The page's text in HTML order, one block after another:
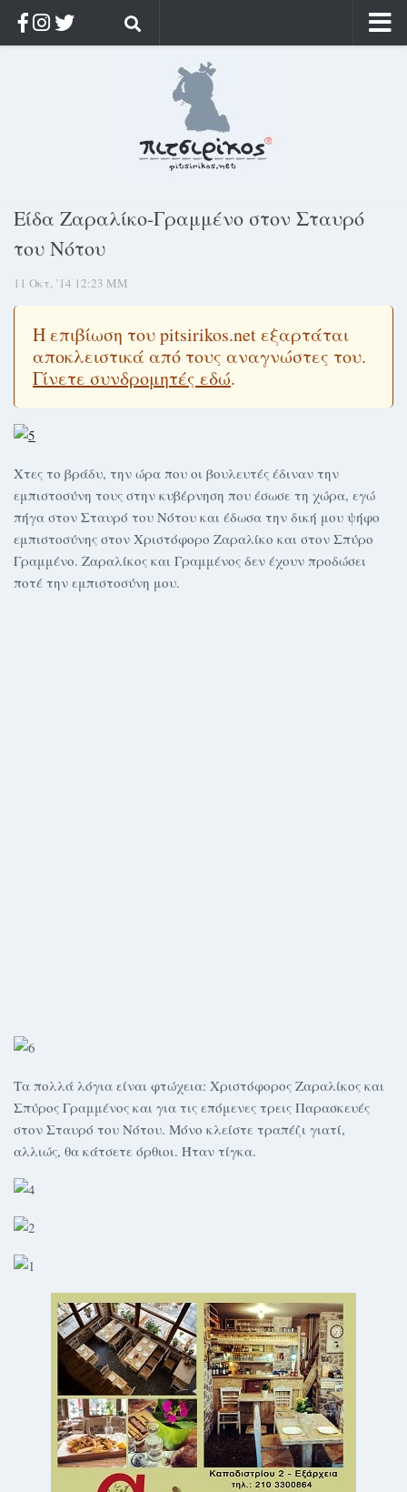
Στοχασμοί & αποφθέγματα
Διαφήμιση
Γίνετε συνδρομητής
Log in
Είδα Ζαραλίκο-Γραμμένο στον Σταυρό
του Νότου
11 Οκτ, ’14 12:23 ΜΜ
Η επιβίωση του pitsirikos.net εξαρτάται
αποκλειστικά από τους αναγνώστες του.
Γίνετε συνδρομητές εδώ.
Χτες το βράδυ, την ώρα που οι βουλευτές έδιναν την
εμπιστοσύνη τους στην κυβέρνηση που έσωσε τη χώρα, εγώ
πήγα στον Σταυρό του Νότου και έδωσα την δική μου ψήφο
εμπιστοσύνης στον Χριστόφορο Ζαραλίκο και στον Σπύρο
Γραμμένο. Ζαραλίκος και Γραμμένος δεν έχουν προδώσει
ποτέ την εμπιστοσύνη μου.
Τα πολλά λόγια είναι φτώχεια: Χριστόφορος Ζαραλίκος και
Σπύρος Γραμμένος και για τις επόμενες τρεις Παρασκευές
στον Σταυρό του Νότου. Μόνο κλείστε τραπέζι γιατί,
αλλιώς, θα κάτσετε όρθιοι. Ήταν τίγκα.